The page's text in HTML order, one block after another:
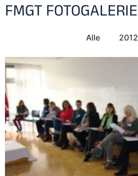
FMGT FOTOGALERIE
Alle 2012